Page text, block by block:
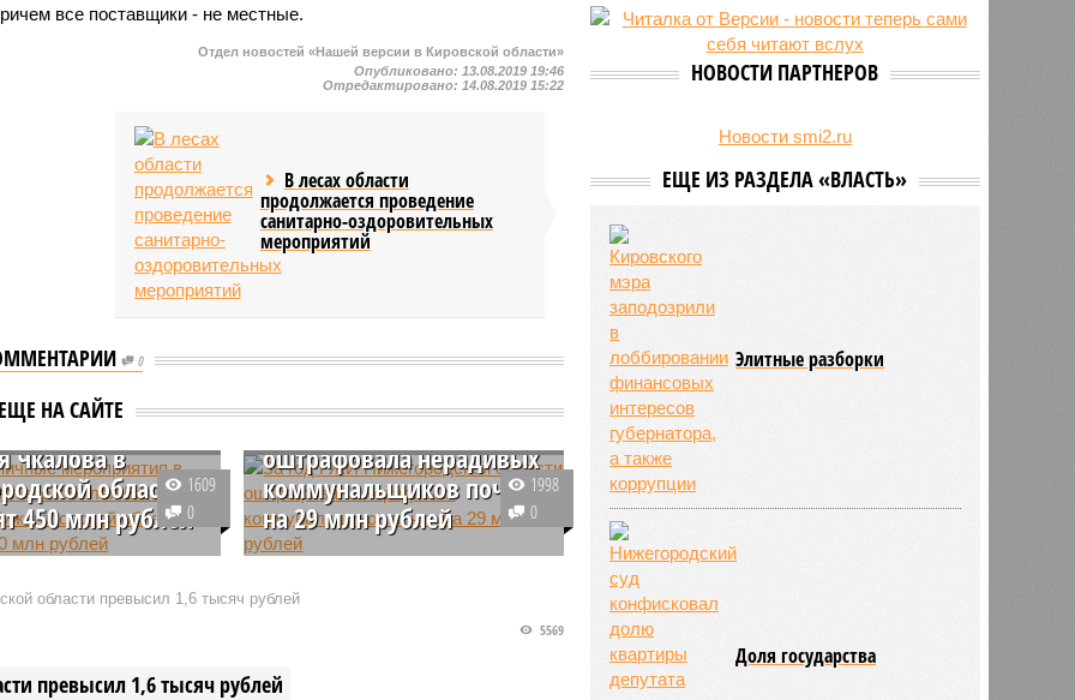
все поставщики - не местные.
Отдел новостей «Нашей версии в Кировской области»
Опубликовано: 13.08.2019 19:46
Отредактировано: 14.08.2019 15:22
В лесах области
продолжается проведение
санитарно-оздоровительных
мероприятий
0
ЕЩЕ НА САЙТЕ
в честь
юбилея
Чкалова в
области
450 млн рублей
области на
летчика Валерия
зданий и выставки
1609
0
Нижегородской области
оштрафовала нерадивых
коммунальщиков почти
на 29 млн рублей
В течение 2023 года
области за различные нарушения
оштрафовала коммунальные и
организации региона почти на 29
1998
0
области превысил 1,6 тысяч рублей
превысил 1,6 тысяч рублей
5569
Режим работы местных детских
садов собираются продлить
бабушкам
НОВОСТИ ПАРТНЕРОВ
Новости smi2.ru
ЕЩЕ ИЗ РАЗДЕЛА «ВЛАСТЬ»
Элитные разборки
Доля государства